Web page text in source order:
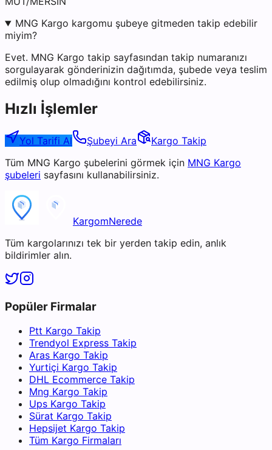
MNG Kargo kargomu şubeye gitmeden takip edebilir
miyim?
Evet. MNG Kargo takip sayfasından takip numaranızı
sorgulayarak gönderinizin dağıtımda, şubede veya teslim
edilmiş olup olmadığını kontrol edebilirsiniz.
Hızlı İşlemler
Yol Tarifi Al Şubeyi Ara
Kargo Takip
Tüm MNG Kargo şubelerini görmek için MNG Kargo
şubeleri sayfasını kullanabilirsiniz.
KargomNerede
Tüm kargolarınızı tek bir yerden takip edin, anlık
bildirimler alın.
Popüler Firmalar
Ptt Kargo Takip
Trendyol Express Takip
Aras Kargo Takip
Yurtiçi Kargo Takip
DHL Ecommerce Takip
Mng Kargo Takip
Ups Kargo Takip
Sürat Kargo Takip
Hepsijet Kargo Takip
Tüm Kargo Firmaları